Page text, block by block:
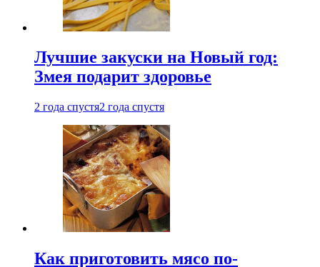
Лучшие закуски на Новый год:
Змея подарит здоровье
2 года спустя2 года спустя
Как приготовить мясо по-